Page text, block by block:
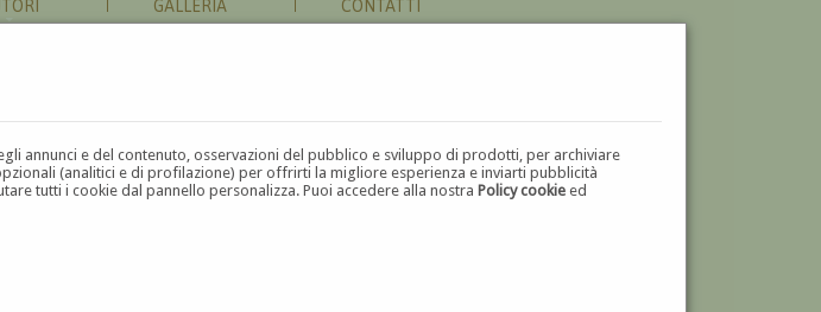
annunci e del contenuto, osservazioni del pubblico e sviluppo di prodotti, per archiviare
(analitici e di profilazione) per offrirti la migliore esperienza e inviarti pubblicità
tutti i cookie dal pannello personalizza. Puoi accedere alla nostraPolicy cookie ed
GALLERIA CONTATTI